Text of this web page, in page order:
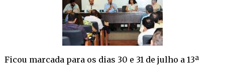
Ficou marcada para os dias 30 e 31 de julho a 13ª